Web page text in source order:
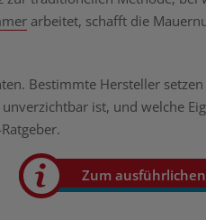
arbeitet, schafft die
Bestimmte Hersteller
ist, und welche
Zum